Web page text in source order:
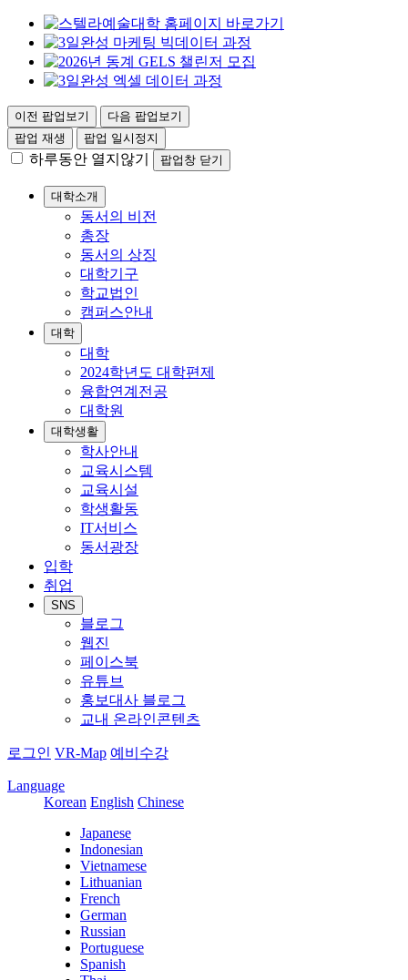
이전 팝업보기
다음 팝업보기
팝업 재생
팝업 일시정지
하루동안 열지않기 팝업창 닫기
대학소개
동서의 비전
총장
동서의 상징
대학기구
학교법인
캠퍼스안내
대학
대학
2024학년도 대학편제
융합연계전공
대학원
대학생활
학사안내
교육시스템
교육시설
학생활동
IT서비스
동서광장
입학
취업
SNS
블로그
웹진
페이스북
유튜브
홍보대사 블로그
교내 온라인콘텐츠
로그인 VR-Map 예비수강
Language
Korean English Chinese
Japanese
Indonesian
Vietnamese
Lithuanian
French
German
Russian
Portuguese
Spanish